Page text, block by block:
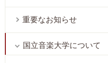
重要なお知らせ
国立音楽大学について